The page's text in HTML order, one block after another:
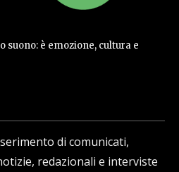
suono: è emozione, cultura e
di comunicati,
redazionali e interviste